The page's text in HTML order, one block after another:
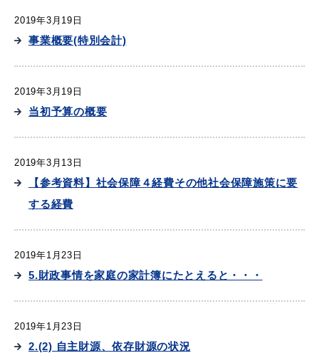
2019年3月19日
事業概要(特別会計)
2019年3月19日
当初予算の概要
2019年3月13日
【参考資料】社会保障４経費その他社会保障施策に要
する経費
2019年1月23日
5.財政事情を家庭の家計簿にたとえると・・・
2019年1月23日
2.(2) 自主財源、依存財源の状況